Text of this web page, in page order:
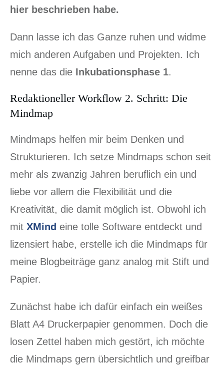
hier beschrieben habe.
Dann lasse ich das Ganze ruhen und widme
mich anderen Aufgaben und Projekten. Ich
nenne das die Inkubationsphase 1.
Redaktioneller Workflow 2. Schritt: Die
Mindmap
Mindmaps helfen mir beim Denken und
Strukturieren. Ich setze Mindmaps schon seit
mehr als zwanzig Jahren beruflich ein und
liebe vor allem die Flexibilität und die
Kreativität, die damit möglich ist. Obwohl ich
mit XMind eine tolle Software entdeckt und
lizensiert habe, erstelle ich die Mindmaps für
meine Blogbeiträge ganz analog mit Stift und
Papier.
Zunächst habe ich dafür einfach ein weißes
Blatt A4 Druckerpapier genommen. Doch die
losen Zettel haben mich gestört, ich möchte
die Mindmaps gern übersichtlich und greifbar